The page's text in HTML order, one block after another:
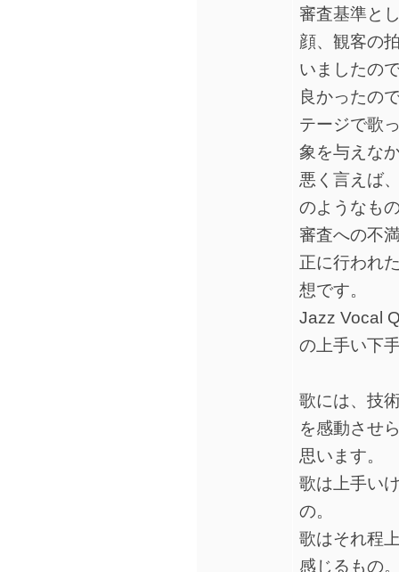
審査基準と
顔、観客の
いましたの
良かったの
テージで歌
象を与えな
悪く言えば
のようなも
審査への不
正に行われ
想です。
Jazz Vocal
の上手い下
歌には、技
を感動させ
思います。
歌は上手い
の。
歌はそれ程
感じるもの